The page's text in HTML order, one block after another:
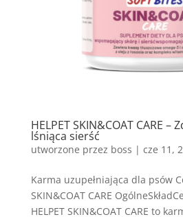
HELPET SKIN&COAT CARE –
lśniąca sierść
utworzone przez boss | cze 11,
Karma uzupełniająca dla psów
SKIN&COAT CARE
HELPET SKIN&COAT CARE to